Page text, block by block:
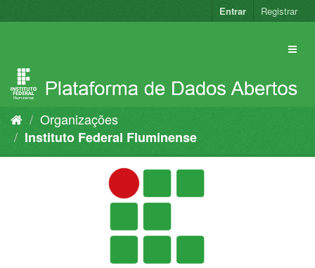
para
Entrar Registrar
Organizações
Instituto Federal Fluminense